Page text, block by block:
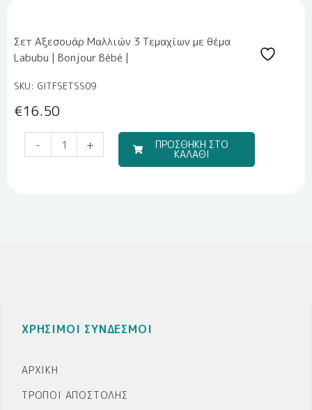
Σετ Αξεσουάρ Μαλλιών 3 Τεμαχίων με θέμα
Labubu | Bonjour Bébé |
SKU: GITFSETSS09
€16.50
-
Μπομπονιέρα
Υγρής
+ ΠΡΟΣΘΗΚΗ ΣΤΟ
ΚΑΛΑΘΙ
ΧΡΗΣΙΜΟΙ ΣΥΝΔΕΣΜΟΙ
ΑΡΧΙΚΉ
ΤΡΌΠΟΙ ΑΠΟΣΤΟΛΉΣ